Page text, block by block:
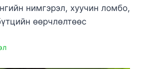
нимгэрэл, хуучин ломбо,
өөрчлөлтөөс